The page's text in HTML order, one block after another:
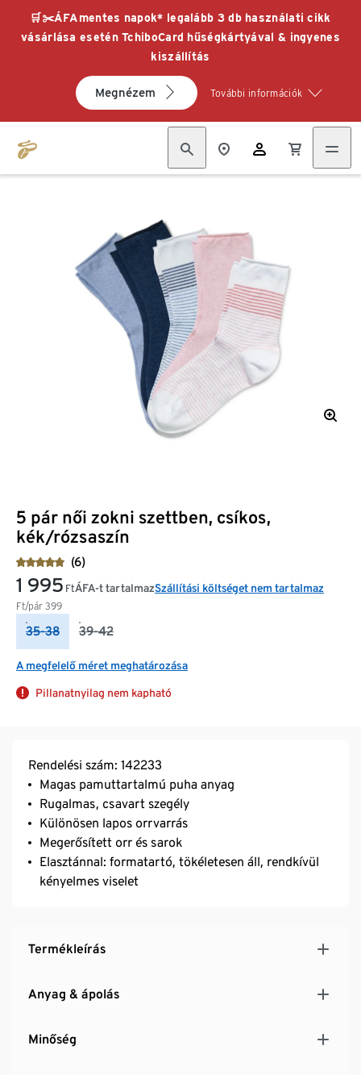
🛒✂️ÁFAmentes napok* legalább 3 db használati cikk
vásárlása esetén TchiboCard hűségkártyával & ingyenes
kiszállítás
Megnézem További információk
5 pár női zokni szettben, csíkos,
kék/rózsaszín
(6)
1 995 Ft
Ft/pár 399
ÁFA-t tartalmazSzállítási költséget nem tartalmaz
35-38 39-42
A megfelelő méret meghatározása
Pillanatnyilag nem kapható
Rendelési szám: 142233
Magas pamuttartalmú puha anyag
Rugalmas, csavart szegély
Különösen lapos orrvarrás
Megerősített orr és sarok
Elasztánnal: formatartó, tökéletesen áll, rendkívül
kényelmes viselet
Termékleírás
Anyag & ápolás
Minőség